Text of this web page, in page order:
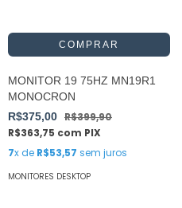
MONITOR 19 75HZ MN19R1
MONOCRON
R$375,00 R$399,90
R$363,75 com PIX
7x de R$53,57 sem juros
MONITORES DESKTOP